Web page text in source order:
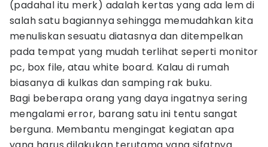
(padahal itu merk) adalah kertas yang ada lem di
salah satu bagiannya sehingga memudahkan kita
menuliskan sesuatu diatasnya dan ditempelkan
pada tempat yang mudah terlihat seperti monitor
pc, box file, atau white board. Kalau di rumah
biasanya di kulkas dan samping rak buku.
Bagi beberapa orang yang daya ingatnya sering
mengalami error, barang satu ini tentu sangat
berguna. Membantu mengingat kegiatan apa